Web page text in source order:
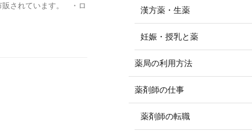
販されています。 ・ロ
漢方薬・生薬
妊娠・授乳と薬
薬局の利用方法
薬剤師の仕事
薬剤師の転職